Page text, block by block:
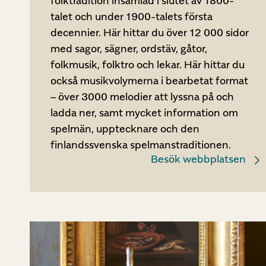
talet och under 1900-talets första
decennier. Här hittar du över 12 000 sidor
med sagor, sägner, ordstäv, gåtor,
folkmusik, folktro och lekar. Här hittar du
också musikvolymerna i bearbetat format
– över 3000 melodier att lyssna på och
ladda ner, samt mycket information om
spelmän, upptecknare och den
finlandssvenska spelmanstraditionen.
Besök webbplatsen